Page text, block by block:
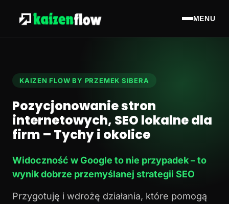
MENU
KAIZEN FLOW BY PRZEMEK SIBERA
Pozycjonowanie stron
internetowych, SEO lokalne dla
firm – Tychy i okolice
Widoczność w Google to nie przypadek – to
wynik dobrze przemyślanej strategii SEO
Przygotuję i wdrożę działania, które pomogą